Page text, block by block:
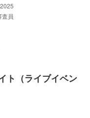
査員
ト（ライブイベン